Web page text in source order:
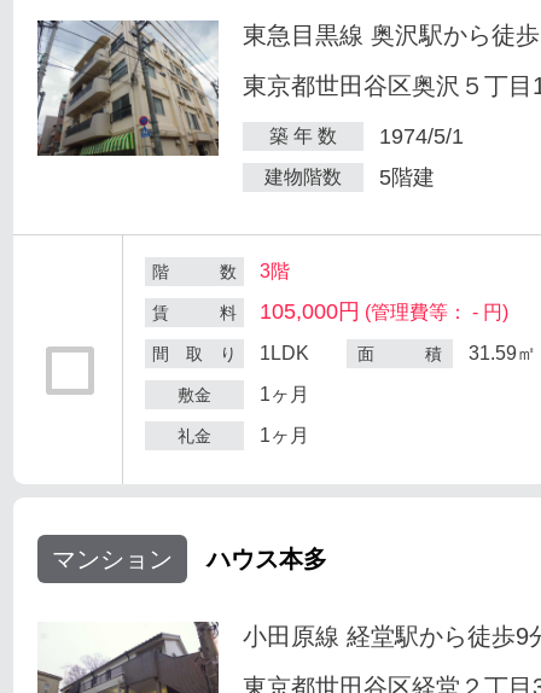
東急目黒線 奥沢駅から徒
東京都世田谷区奥沢５丁目
築 年 数 1974/5/1
建物階数 5階建
階 数 3階
賃 料 105,000円 (管理費等： - 円)
間 取 り 1LDK 面 積 31.59㎡
敷金 1ヶ月
礼金 1ヶ月
マンション ハウス本多
小田原線 経堂駅から徒歩9
東京都世田谷区経堂２丁目